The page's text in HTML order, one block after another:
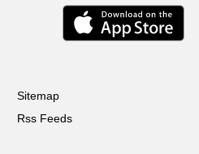
Sitemap
Rss Feeds